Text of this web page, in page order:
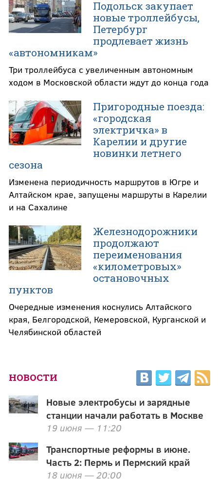
Подольск закупает
новые троллейбусы,
Петербург
продлевает жизнь
«автономникам»
Три троллейбуса с увеличенным автономным
ходом в Московской области ждут до конца года
Пригородные поезда:
«городская
электричка» в
Карелии и другие
новинки летнего
сезона
Изменена периодичность маршрутов в Югре и
Алтайском крае, запущены маршруты в Карелии
и на Сахалине
Железнодорожники
продолжают
переименования
«километровых»
остановочных
пунктов
Очередные изменения коснулись Алтайского
края, Белгородской, Кемеровской, Курганской и
Челябинской областей
НОВОСТИ
Новые электробусы и зарядные
станции начали работать в Москве
19 июня — 11:20
Транспортные реформы в июне.
Часть 2: Пермь и Пермский край
18 июня — 20:00